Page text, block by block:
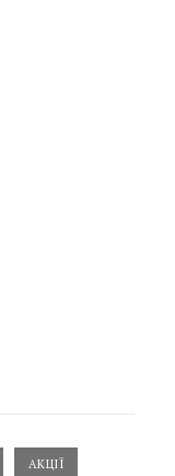
АКЦІЇ